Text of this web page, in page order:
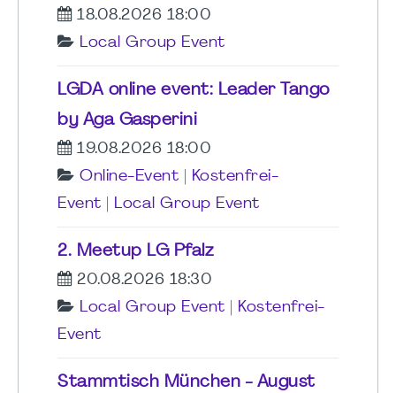
18.08.2026 18:00
Local Group Event
LGDA online event: Leader Tango
by Aga Gasperini
19.08.2026 18:00
Online-Event
Kostenfrei-
Event
Local Group Event
2. Meetup LG Pfalz
20.08.2026 18:30
Local Group Event
Kostenfrei-
Event
Stammtisch München - August